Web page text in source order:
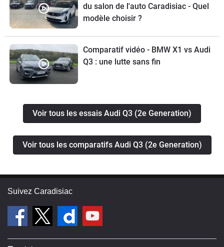
du salon de l'auto Caradisiac - Quel
modèle choisir ?
Comparatif vidéo - BMW X1 vs Audi
Q3 : une lutte sans fin
Voir tous les essais Audi Q3 (2e Generation)
Voir tous les comparatifs Audi Q3 (2e Generation)
Suivez Caradisiac